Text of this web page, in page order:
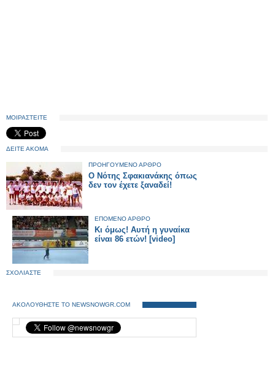
ΜΟΙΡΑΣΤΕΙΤΕ
ΔΕΙΤΕ ΑΚΟΜΑ
ΠΡΟΗΓΟΥΜΕΝΟ ΑΡΘΡΟ
Ο Νότης Σφακιανάκης όπως
δεν τον έχετε ξαναδεί!
ΕΠΟΜΕΝΟ ΑΡΘΡΟ
Κι όμως! Αυτή η γυναίκα
είναι 86 ετών! [video]
ΣΧΟΛΙΑΣΤΕ
ΑΚΟΛΟΥΘΗΣΤΕ ΤΟ NEWSNOWGR.COM